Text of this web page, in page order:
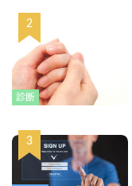
診断